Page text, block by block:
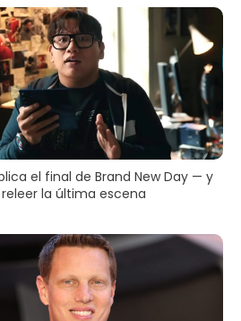
el final de Brand New Day — y
la última escena